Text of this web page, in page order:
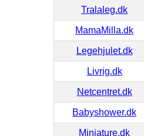
Tralaleg.dk
MamaMilla.dk
Legehjulet.dk
Livrig.dk
Netcentret.dk
Babyshower.dk
Miniature.dk